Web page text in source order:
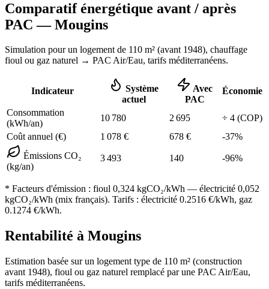
Comparatif énergétique avant / après
PAC —Mougins
Simulation pour un logement de 110 m² (avant 1948), chauffage
fioul ou gaz naturel → PAC Air/Eau, tarifs méditerranéens.
Indicateur
Système
actuel
Avec
PAC
Économie
Consommation
(kWh/an)
10 780 2 695 ÷ 4 (COP)
Coût annuel (€)
1 078 € 678 € -37%
Émissions CO₂
(kg/an)
3 493 140 -96%
* Facteurs d'émission : fioul 0,324 kgCO₂/kWh — électricité 0,052
kgCO₂/kWh (mix français). Tarifs : électricité 0.2516 €/kWh, gaz
0.1274 €/kWh.
Rentabilité à Mougins
Estimation basée sur un logement type de 110 m² (construction
avant 1948), fioul ou gaz naturel remplacé par une PAC Air/Eau,
tarifs méditerranéens.